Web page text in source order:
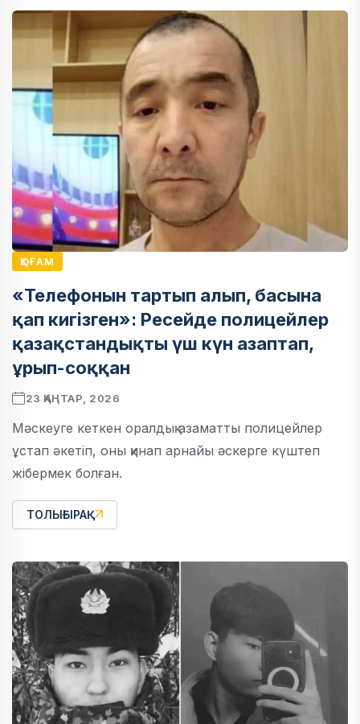
ҚОҒАМ
«Телефонын тартып алып, басына
қап кигізген»: Ресейде полицейлер
қазақстандықты үш күн азаптап,
ұрып-соққан
23 ҚАҢТАР, 2026
Мәскеуге кеткен оралдық азаматты полицейлер
ұстап әкетіп, оны қинап арнайы әскерге күштеп
жібермек болған.
ТОЛЫҒЫРАҚ